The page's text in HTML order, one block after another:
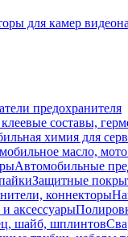
для камер
предохранителя
составы,
химия для
масло,
Автомобильные
Защитные
коннекторы
аксессуары
шайб, шплинтов